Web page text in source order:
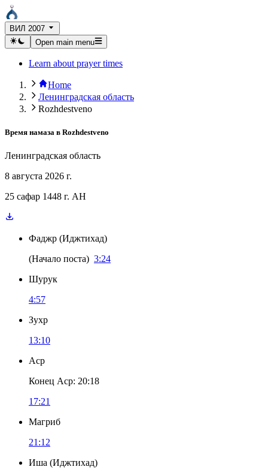
ВИЛ 2007
Open main menu
Learn about prayer times
Home
Ленинградская область
Rozhdestveno
Время намаза в Rozhdestveno
Ленинградская область
8 августа 2026 г.
25 сафар 1448 г. AH
Фаджр (Иджтихад)
(Начало поста) 3:24
Шурук
4:57
Зухр
13:10
Аср
Конец Аср: 20:18
17:21
Магриб
21:12
Иша (Иджтихад)